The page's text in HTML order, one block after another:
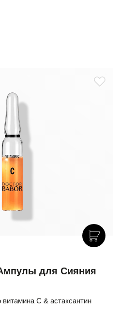
для Сияния
витамина С & астаксантин